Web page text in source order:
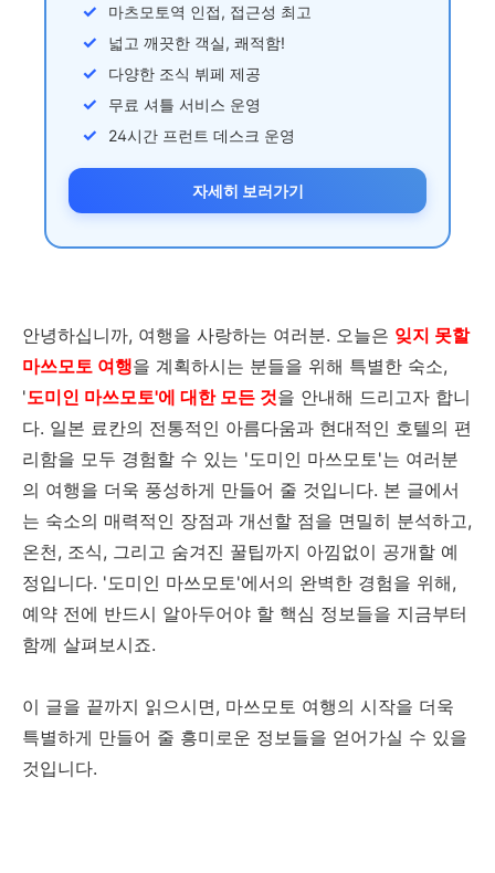
마츠모토역 인접, 접근성 최고
넓고 깨끗한 객실, 쾌적함!
다양한 조식 뷔페 제공
무료 셔틀 서비스 운영
24시간 프런트 데스크 운영
자세히 보러가기
안녕하십니까, 여행을 사랑하는 여러분. 오늘은 잊지 못할
마쓰모토 여행을 계획하시는 분들을 위해 특별한 숙소,
'도미인 마쓰모토'에 대한 모든 것을 안내해 드리고자 합니
다. 일본 료칸의 전통적인 아름다움과 현대적인 호텔의 편
리함을 모두 경험할 수 있는 '도미인 마쓰모토'는 여러분
의 여행을 더욱 풍성하게 만들어 줄 것입니다. 본 글에서
는 숙소의 매력적인 장점과 개선할 점을 면밀히 분석하고,
온천, 조식, 그리고 숨겨진 꿀팁까지 아낌없이 공개할 예
정입니다. '도미인 마쓰모토'에서의 완벽한 경험을 위해,
예약 전에 반드시 알아두어야 할 핵심 정보들을 지금부터
함께 살펴보시죠.
이 글을 끝까지 읽으시면, 마쓰모토 여행의 시작을 더욱
특별하게 만들어 줄 흥미로운 정보들을 얻어가실 수 있을
것입니다.